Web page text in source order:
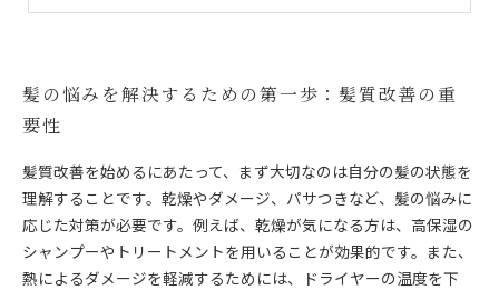
髪の悩みを解決するための第一歩：髪質改善の重
要性
髪質改善を始めるにあたって、まず大切なのは自分の髪の状態を
理解することです。乾燥やダメージ、パサつきなど、髪の悩みに
応じた対策が必要です。例えば、乾燥が気になる方は、高保湿の
シャンプーやトリートメントを用いることが効果的です。また、
熱によるダメージを軽減するためには、ドライヤーの温度を下